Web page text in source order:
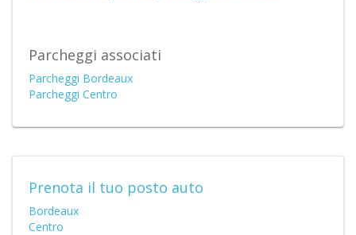
Parcheggi associati
Parcheggi Bordeaux
Parcheggi Centro
Prenota il tuo posto auto
Bordeaux
Centro